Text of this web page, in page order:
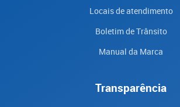
Locais de atendimento
Boletim de Trânsito
Manual da Marca
Transparência